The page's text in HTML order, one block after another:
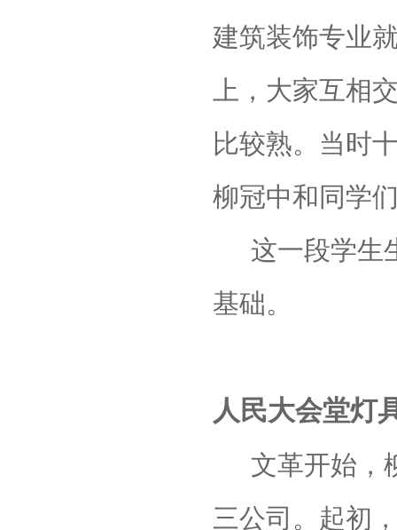
建筑装饰专业
上，大家互相
比较熟。当时
柳冠中和同学
这一段学生
基础。
人民大会堂灯
文革开始，
三公司。起初